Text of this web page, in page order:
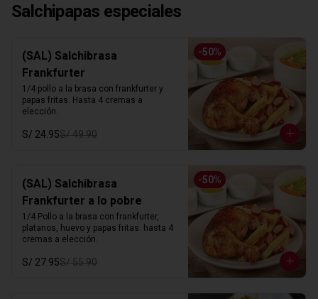
Salchipapas especiales
-50%
(SAL) Salchibrasa
Frankfurter
1/4 pollo a la brasa con frankfurter y
papas fritas. Hasta 4 cremas a
elección.
S/ 24.95S/ 49.90
-50%
(SAL) Salchibrasa
Frankfurter a lo pobre
1/4 Pollo a la brasa con frankfurter,
platanos, huevo y papas fritas. hasta 4
cremas a elección.
S/ 27.95S/ 55.90